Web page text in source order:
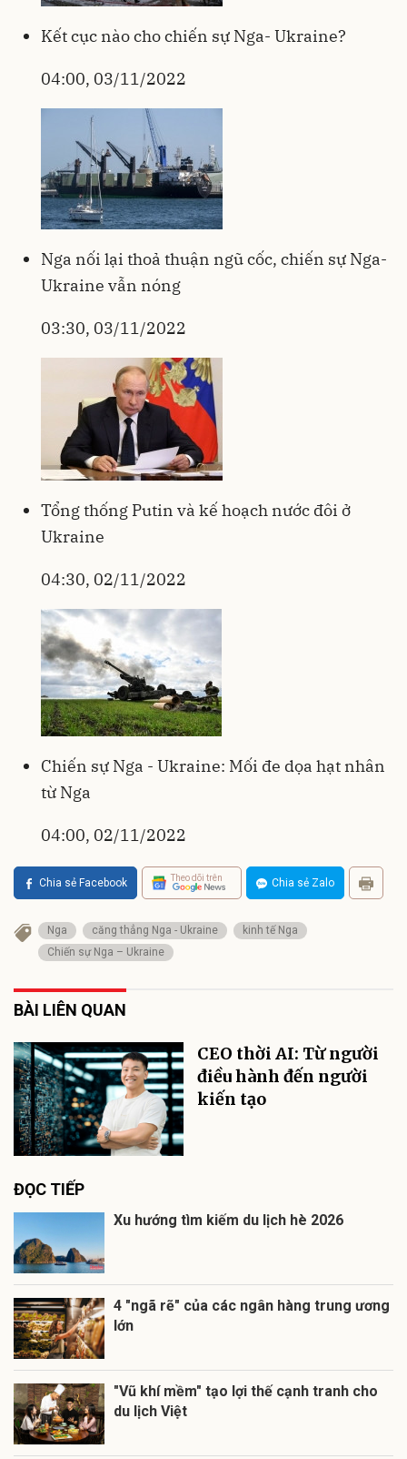
Kết cục nào cho chiến sự Nga- Ukraine?
04:00, 03/11/2022
Nga nối lại thoả thuận ngũ cốc, chiến sự Nga-
Ukraine vẫn nóng
03:30, 03/11/2022
Tổng thống Putin và kế hoạch nước đôi ở
Ukraine
04:30, 02/11/2022
Chiến sự Nga - Ukraine: Mối đe dọa hạt nhân
từ Nga
04:00, 02/11/2022
Chia sẻ Facebook Theo dõi trên Chia sẻ Zalo
Nga căng thẳng Nga - Ukraine
kinh tế Nga
Chiến sự Nga – Ukraine
BÀI LIÊN QUAN
CEO thời AI: Từ người
điều hành đến người
kiến tạo
ĐỌC TIẾP
Xu hướng tìm kiếm du lịch hè 2026
4 "ngã rẽ" của các ngân hàng trung ương
lớn
"Vũ khí mềm" tạo lợi thế cạnh tranh cho
du lịch Việt